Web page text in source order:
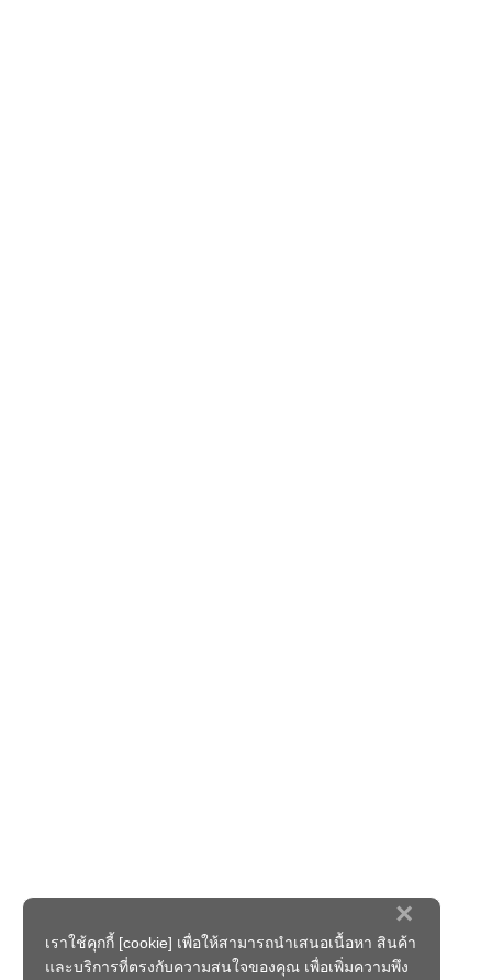
×
เราใช้คุกกี้ [cookie] เพื่อให้สามารถนำเสนอเนื้อหา สินค้า
และบริการที่ตรงกับความสนใจของคุณ เพื่อเพิ่มความพึง